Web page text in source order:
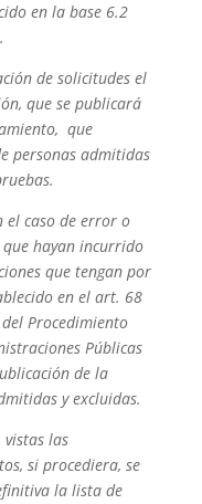
en la base 6.2
de solicitudes el
que se publicará
que
personas admitidas
el caso de error o
que hayan incurrido
que tengan por
en el art. 68
Procedimiento
Públicas
de la
y excluidas.
las
si procediera, se
la lista de